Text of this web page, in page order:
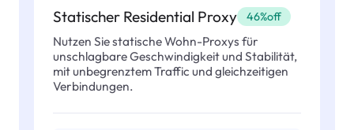
Statischer Residential Proxy 46%off
Nutzen Sie statische Wohn-Proxys für
unschlagbare Geschwindigkeit und Stabilität,
mit unbegrenztem Traffic und gleichzeitigen
Verbindungen.